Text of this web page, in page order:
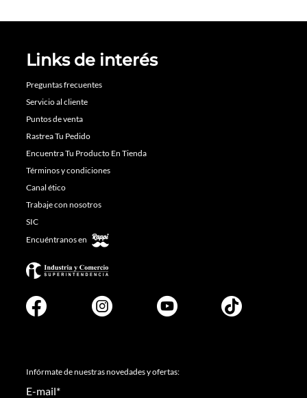
Links de interés
Preguntas frecuentes
Servicio al cliente
Puntos de venta
Rastrea Tu Pedido
Encuentra Tu Producto En Tienda
Términos y condiciones
Canal ético
Trabaje con nosotros
SIC
Encuéntranos en
Infórmate de nuestras novedades y ofertas:
E-mail*